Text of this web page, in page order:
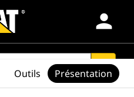
person
search
Outils Présentation